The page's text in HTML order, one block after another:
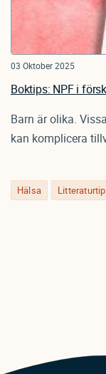
Hälsa
03 Oktober 2025
Boktips: NPF i
Barn är olika.
kan komplicera